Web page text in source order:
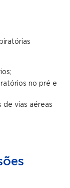
no pré e
de vias aéreas